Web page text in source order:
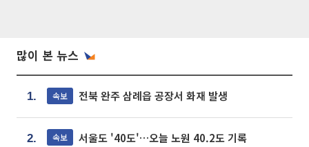
많이 본 뉴스
1. 속보 전북 완주 삼례읍 공장서 화재 발생
2. 속보 서울도 '40도'…오늘 노원 40.2도 기록